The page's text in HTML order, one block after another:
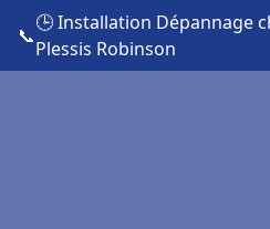
📞
🕒 Installation Dépannage
Plessis Robinson